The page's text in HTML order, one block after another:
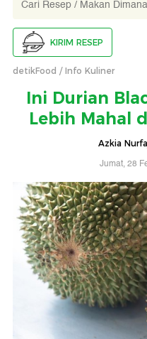
KIRIM RESEP
detikFood Info Kuliner
Ini Durian
Lebih Mahal
Azkia
Jumat, 28